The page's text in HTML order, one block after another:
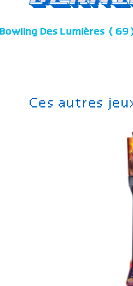
Ces autres
Bowling Des Lumières